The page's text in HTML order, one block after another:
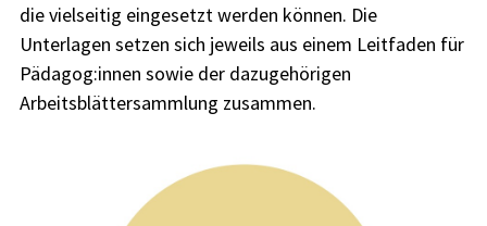
die vielseitig eingesetzt werden können. Die
Unterlagen setzen sich jeweils aus einem Leitfaden für
Pädagog:innen sowie der dazugehörigen
Arbeitsblättersammlung zusammen.